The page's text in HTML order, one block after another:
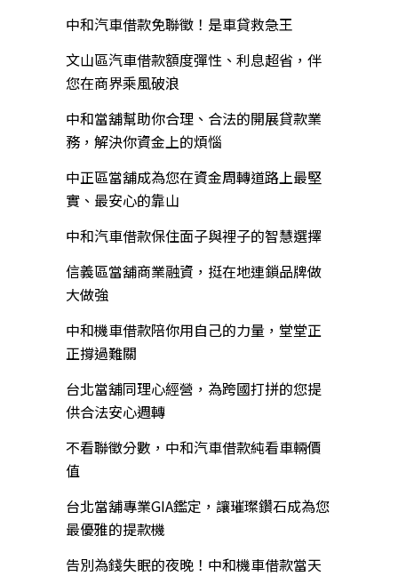
中和汽車借款免聯徵！是車貸救急王
文山區汽車借款額度彈性、利息超省，伴
您在商界乘風破浪
中和當舖幫助你合理、合法的開展貸款業
務，解決你資金上的煩惱
中正區當舖成為您在資金周轉道路上最堅
實、最安心的靠山
中和汽車借款保住面子與裡子的智慧選擇
信義區當舖商業融資，挺在地連鎖品牌做
大做強
中和機車借款陪你用自己的力量，堂堂正
正撐過難關
台北當舖同理心經營，為跨國打拼的您提
供合法安心週轉
不看聯徵分數，中和汽車借款純看車輛價
值
台北當舖專業GIA鑑定，讓璀璨鑽石成為您
最優雅的提款機
告別為錢失眠的夜晚！中和機車借款當天